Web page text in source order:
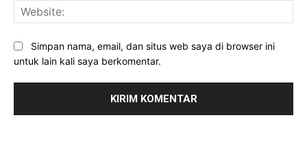
Simpan nama, email, dan situs web saya di browser ini
untuk lain kali saya berkomentar.